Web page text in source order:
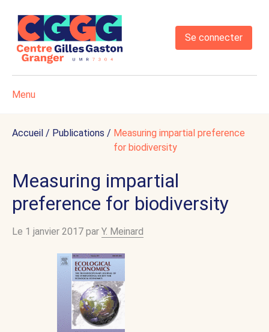
Se connecter
Menu
Accueil / Publications / Measuring impartial preference
for biodiversity
Measuring impartial
preference for biodiversity
Le 1 janvier 2017 par Y. Meinard